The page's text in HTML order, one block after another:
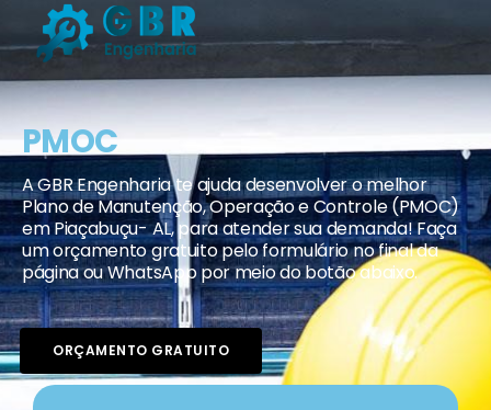
PMOC
A GBR Engenharia te ajuda desenvolver o melhor
Plano de Manutenção, Operação e Controle (PMOC)
em Piaçabuçu- AL, para atender sua demanda! Faça
um orçamento gratuito pelo formulário no final da
página ou WhatsApp por meio do botão abaixo.
ORÇAMENTO GRATUITO